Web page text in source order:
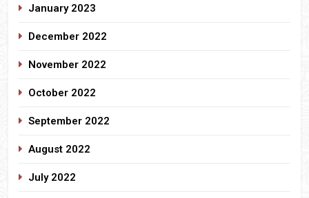
January 2023
December 2022
November 2022
October 2022
September 2022
August 2022
July 2022